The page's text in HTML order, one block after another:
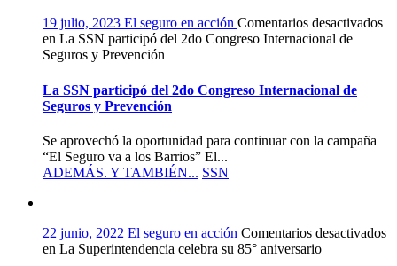
19 julio, 2023 El seguro en acción Comentarios desactivados
en La SSN participó del 2do Congreso Internacional de
Seguros y Prevención
La SSN participó del 2do Congreso Internacional de
Seguros y Prevención
Se aprovechó la oportunidad para continuar con la campaña
“El Seguro va a los Barrios” El...
ADEMÁS. Y TAMBIÉN... SSN
22 junio, 2022 El seguro en acción Comentarios desactivados
en La Superintendencia celebra su 85° aniversario